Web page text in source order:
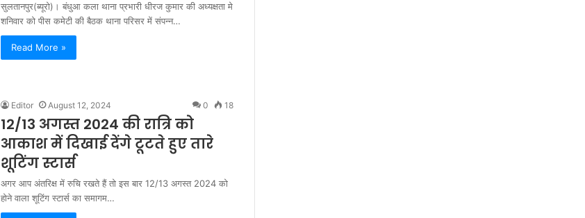
सुलतानपुर(ब्यूरो)। बंधुआ कला थाना प्रभारी धीरज कुमार की अध्यक्षता मे
शनिवार को पीस कमेटी की बैठक थाना परिसर में संपन्न…
Read More »
Editor August 12, 2024 0 18
12/13 अगस्त 2024 की रात्रि को
आकाश में दिखाई देंगे टूटते हुए तारे
शूटिंग स्टार्स
अगर आप अंतरिक्ष में रुचि रखते हैं तो इस बार 12/13 अगस्त 2024 को
होने वाला शूटिंग स्टार्स का समागम…